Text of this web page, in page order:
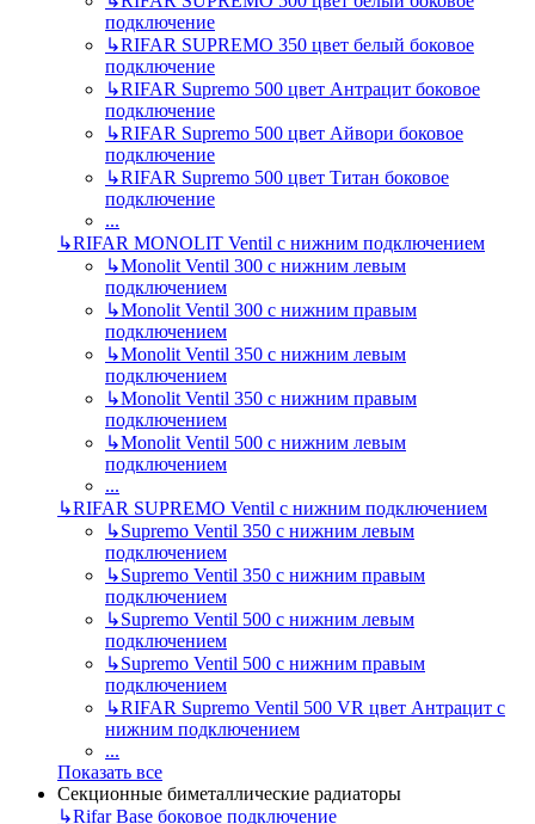
подключение
↳RIFAR SUPREMO 350 цвет белый боковое
подключение
↳RIFAR Supremo 500 цвет Антрацит боковое
подключение
↳RIFAR Supremo 500 цвет Айвори боковое
подключение
↳RIFAR Supremo 500 цвет Титан боковое
подключение
...
↳RIFAR MONOLIT Ventil с нижним подключением
↳Monolit Ventil 300 с нижним левым
подключением
↳Monolit Ventil 300 с нижним правым
подключением
↳Monolit Ventil 350 с нижним левым
подключением
↳Monolit Ventil 350 с нижним правым
подключением
↳Monolit Ventil 500 с нижним левым
подключением
...
↳RIFAR SUPREMO Ventil с нижним подключением
↳Supremo Ventil 350 с нижним левым
подключением
↳Supremo Ventil 350 с нижним правым
подключением
↳Supremo Ventil 500 с нижним левым
подключением
↳Supremo Ventil 500 с нижним правым
подключением
↳RIFAR Supremo Ventil 500 VR цвет Антрацит с
нижним подключением
...
Показать все
Секционные биметаллические радиаторы
↳Rifar Base боковое подключение